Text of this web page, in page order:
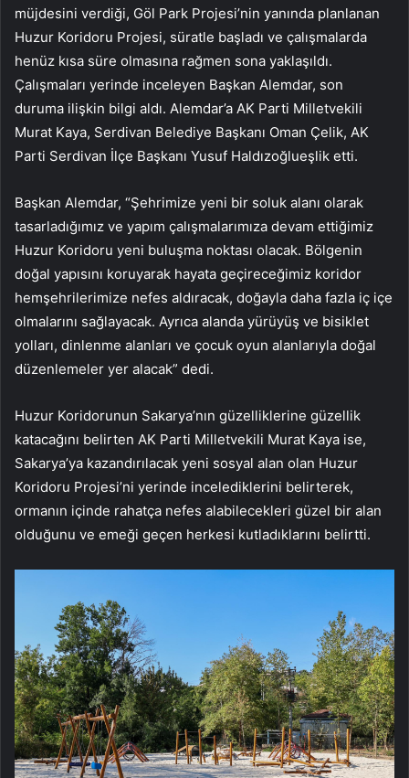
müjdesini verdiği, Göl Park Projesi’nin yanında planlanan
Huzur Koridoru Projesi, süratle başladı ve çalışmalarda
henüz kısa süre olmasına rağmen sona yaklaşıldı.
Çalışmaları yerinde inceleyen Başkan Alemdar, son
duruma ilişkin bilgi aldı. Alemdar’a AK Parti Milletvekili
Murat Kaya, Serdivan Belediye Başkanı Oman Çelik, AK
Parti Serdivan İlçe Başkanı Yusuf Haldızoğlueşlik etti.
Başkan Alemdar, “Şehrimize yeni bir soluk alanı olarak
tasarladığımız ve yapım çalışmalarımıza devam ettiğimiz
Huzur Koridoru yeni buluşma noktası olacak. Bölgenin
doğal yapısını koruyarak hayata geçireceğimiz koridor
hemşehrilerimize nefes aldıracak, doğayla daha fazla iç içe
olmalarını sağlayacak. Ayrıca alanda yürüyüş ve bisiklet
yolları, dinlenme alanları ve çocuk oyun alanlarıyla doğal
düzenlemeler yer alacak” dedi.
Huzur Koridorunun Sakarya’nın güzelliklerine güzellik
katacağını belirten AK Parti Milletvekili Murat Kaya ise,
Sakarya’ya kazandırılacak yeni sosyal alan olan Huzur
Koridoru Projesi’ni yerinde incelediklerini belirterek,
ormanın içinde rahatça nefes alabilecekleri güzel bir alan
olduğunu ve emeği geçen herkesi kutladıklarını belirtti.